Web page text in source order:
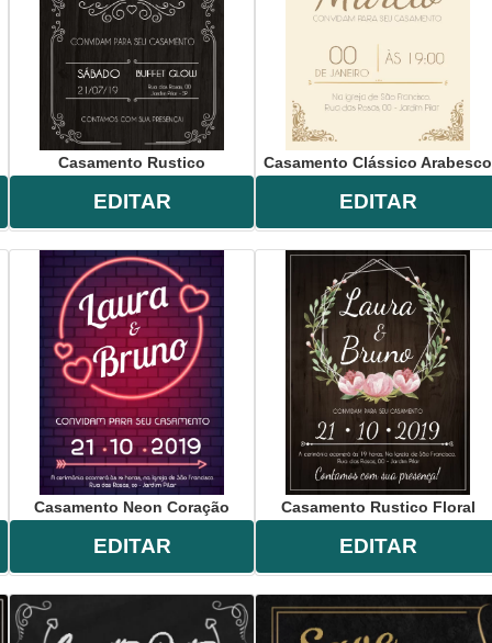
Casamento Rustico
EDITAR
Casamento Clássico Arabesco
EDITAR
Casamento Neon Coração
EDITAR
Casamento Rustico Floral
EDITAR